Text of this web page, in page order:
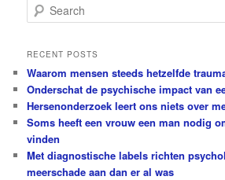
e
r
h
RECENT POSTS
Waarom mensen steeds hetzelfde
Onderschat de psychische impact van
Hersenonderzoek leert ons niets over
Soms heeft een vrouw een man nodig
vinden
Met diagnostische labels richten
meerschade aan dan er al was